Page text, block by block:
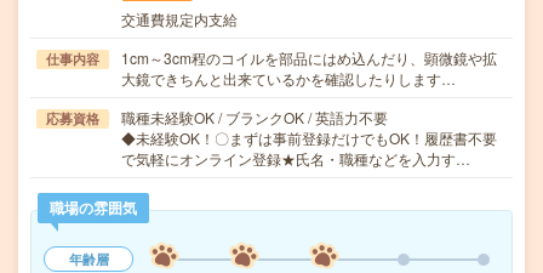
交通費規定内支給
仕事内容
1cm～3cm程のコイルを部品にはめ込んだり、顕微鏡や拡
大鏡できちんと出来ているかを確認したりします…
応募資格
職種未経験OK / ブランクOK / 英語力不要
◆未経験OK！〇まずは事前登録だけでもOK！履歴書不要
で気軽にオンライン登録★氏名・職種などを入力す…
職場の雰囲気
年齢層